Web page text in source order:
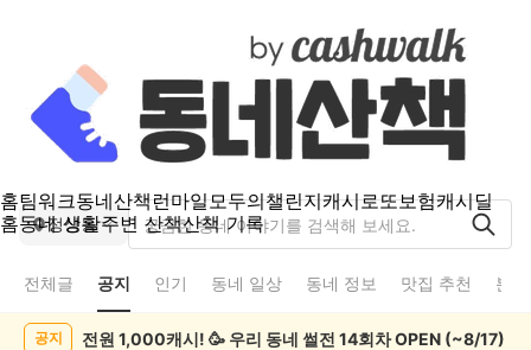
홈팀워크동네산책런마일모두의챌린지캐시로또보험캐시딜
홈동네 생활주변 산책산책 기록
정상동
전체글 공지 인기 동네 일상 동네 정보 맛집 추천 분
공지 전원 1,000캐시! 🥳 우리 동네 썰전 14회차 OPEN (~8/17)